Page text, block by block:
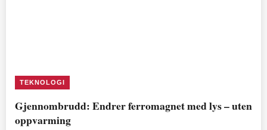
TEKNOLOGI
Gjennombrudd: Endrer ferromagnet med lys – uten
oppvarming